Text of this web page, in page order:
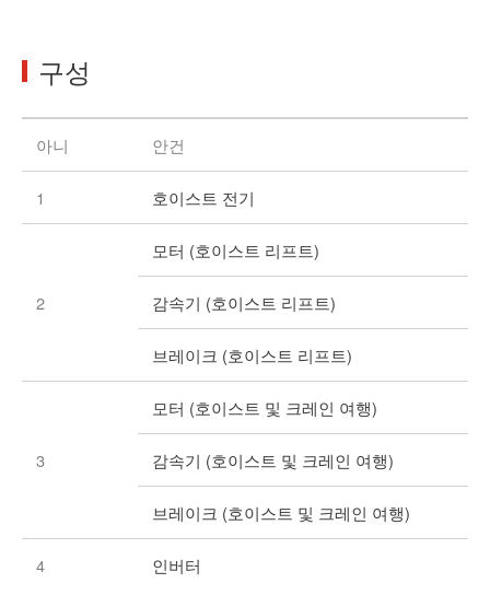
구성
아니 안건
1 호이스트 전기
2
모터 (호이스트 리프트)
감속기 (호이스트 리프트)
브레이크 (호이스트 리프트)
3
모터 (호이스트 및 크레인 여행)
감속기 (호이스트 및 크레인 여행)
브레이크 (호이스트 및 크레인 여행)
4 인버터